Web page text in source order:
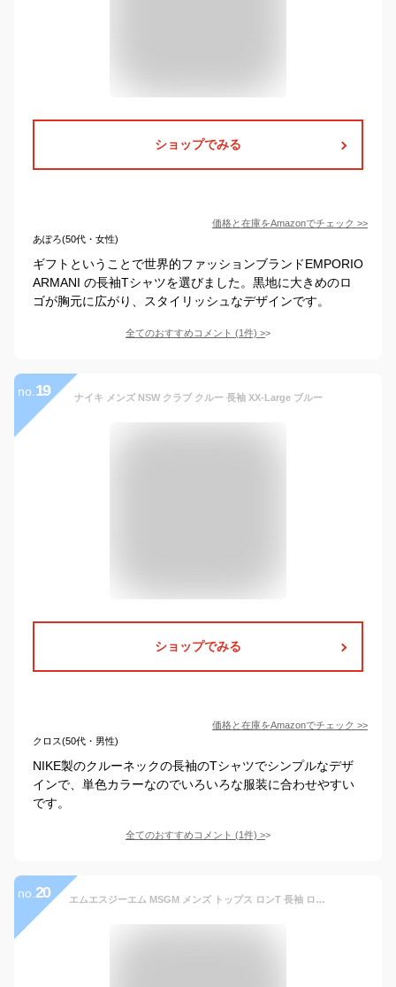
ショップでみる
価格と在庫をAmazonでチェック >>
あぽろ(50代・女性)
ギフトということで世界的ファッションブランドEMPORIO
ARMANI の長袖Tシャツを選びました。黒地に大きめのロ
ゴが胸元に広がり、スタイリッシュなデザインです。
全てのおすすめコメント (1件) >
no. 19 ナイキ メンズ NSW クラブ クルー 長袖 XX-Large ブルー
ショップでみる
価格と在庫をAmazonでチェック >>
クロス(50代・男性)
NIKE製のクルーネックの長袖のTシャツでシンプルなデザ
インで、単色カラーなのでいろいろな服装に合わせやすい
です。
全てのおすすめコメント (1件) >
no. 20 エムエスジーエム MSGM メンズ トップス ロンT 長袖 ロゴ 2color フロントランゲージ刺繍・バックMSGMロゴ入りロングTシャツ 白/黒 2741MDM169 195797 01/99 (R36300) 91A【送料無料】 【smtb-TK】